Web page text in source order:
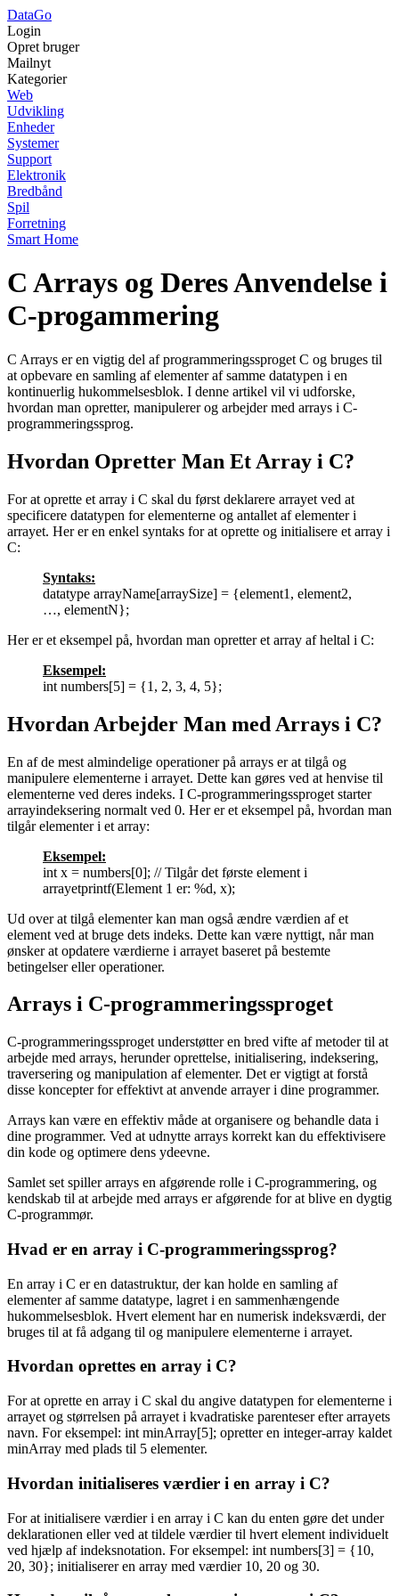
DataGo
Login
Opret bruger
Mailnyt
Kategorier
Web
Udvikling
Enheder
Systemer
Support
Elektronik
Bredbånd
Spil
Forretning
Smart Home
C Arrays og Deres Anvendelse i
C-progammering
C Arrays er en vigtig del af programmeringssproget C og bruges til
at opbevare en samling af elementer af samme datatypen i en
kontinuerlig hukommelsesblok. I denne artikel vil vi udforske,
hvordan man opretter, manipulerer og arbejder med arrays i C-
programmeringssprog.
Hvordan Opretter Man Et Array i C?
For at oprette et array i C skal du først deklarere arrayet ved at
specificere datatypen for elementerne og antallet af elementer i
arrayet. Her er en enkel syntaks for at oprette og initialisere et array i
C:
Syntaks:
datatype arrayName[arraySize] = {element1, element2,
…, elementN};
Her er et eksempel på, hvordan man opretter et array af heltal i C:
Eksempel:
int numbers[5] = {1, 2, 3, 4, 5};
Hvordan Arbejder Man med Arrays i C?
En af de mest almindelige operationer på arrays er at tilgå og
manipulere elementerne i arrayet. Dette kan gøres ved at henvise til
elementerne ved deres indeks. I C-programmeringssproget starter
arrayindeksering normalt ved 0. Her er et eksempel på, hvordan man
tilgår elementer i et array:
Eksempel:
int x = numbers[0]; // Tilgår det første element i
arrayetprintf(Element 1 er: %d, x);
Ud over at tilgå elementer kan man også ændre værdien af et
element ved at bruge dets indeks. Dette kan være nyttigt, når man
ønsker at opdatere værdierne i arrayet baseret på bestemte
betingelser eller operationer.
Arrays i C-programmeringssproget
C-programmeringssproget understøtter en bred vifte af metoder til at
arbejde med arrays, herunder oprettelse, initialisering, indeksering,
traversering og manipulation af elementer. Det er vigtigt at forstå
disse koncepter for effektivt at anvende arrayer i dine programmer.
Arrays kan være en effektiv måde at organisere og behandle data i
dine programmer. Ved at udnytte arrays korrekt kan du effektivisere
din kode og optimere dens ydeevne.
Samlet set spiller arrays en afgørende rolle i C-programmering, og
kendskab til at arbejde med arrays er afgørende for at blive en dygtig
C-programmør.
Hvad er en array i C-programmeringssprog?
En array i C er en datastruktur, der kan holde en samling af
elementer af samme datatype, lagret i en sammenhængende
hukommelsesblok. Hvert element har en numerisk indeksværdi, der
bruges til at få adgang til og manipulere elementerne i arrayet.
Hvordan oprettes en array i C?
For at oprette en array i C skal du angive datatypen for elementerne i
arrayet og størrelsen på arrayet i kvadratiske parenteser efter arrayets
navn. For eksempel: int minArray[5]; opretter en integer-array kaldet
minArray med plads til 5 elementer.
Hvordan initialiseres værdier i en array i C?
For at initialisere værdier i en array i C kan du enten gøre det under
deklarationen eller ved at tildele værdier til hvert element individuelt
ved hjælp af indeksnotation. For eksempel: int numbers[3] = {10,
20, 30}; initialiserer en array med værdier 10, 20 og 30.